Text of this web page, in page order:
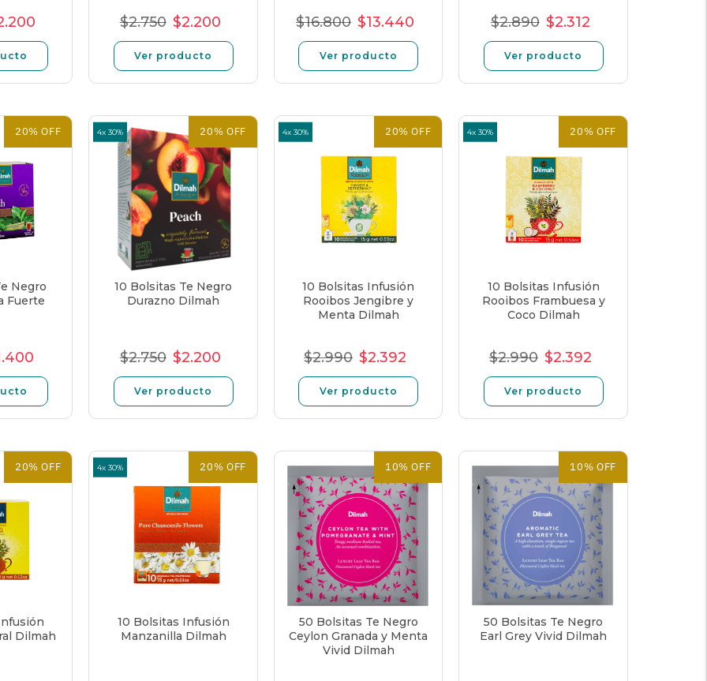
unitario
Precio
normal
$2.750 Precio
de
oferta
$2.200
unitario
Ver producto
Precio
normal
$16.800 Precio
de
oferta
$13.440
Ver producto
Precio
normal
$2.890 Precio
de
oferta
$2.312
unitario
Ver producto
20% OFF
Negro
Fuerte
unitario
4x 30% 20% OFF
10 Bolsitas Te Negro
Durazno Dilmah
Precio
normal
$2.750 Precio
de
oferta
$2.200
unitario
Ver producto
4x 30% 20% OFF
10 Bolsitas Infusión
Rooibos Jengibre y
Menta Dilmah
Precio
normal
$2.990 Precio
de
oferta
$2.392
unitario
Ver producto
4x 30% 20% OFF
10 Bolsitas Infusión
Rooibos Frambuesa y
Coco Dilmah
Precio
normal
$2.990 Precio
de
oferta
$2.392
unitario
Ver producto
20% OFF
Dilmah
4x 30% 20% OFF
10 Bolsitas Infusión
Manzanilla Dilmah
10% OFF
50 Bolsitas Te Negro
Ceylon Granada y Menta
Vivid Dilmah
10% OFF
50 Bolsitas Te Negro
Earl Grey Vivid Dilmah